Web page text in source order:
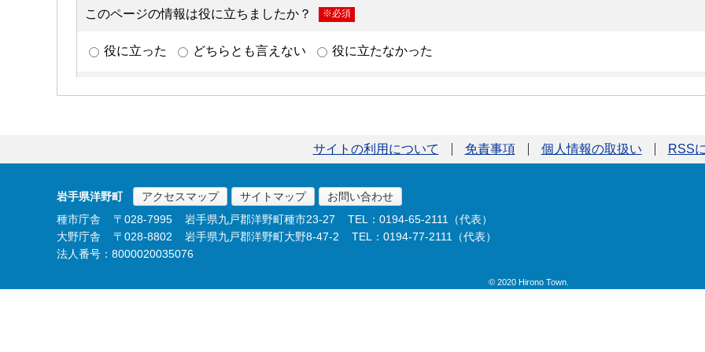
サイトの利用について 免責事項 個人情報の取扱い RSS
岩手県洋野町 アクセスマップ サイトマップ
お問い合わせ
種市庁舎
〒028-7995 岩手県九戸郡洋野町種市23-27
TEL：0194-65-2111（代表）
大野庁舎
〒028-8802 岩手県九戸郡洋野町大野8-47-2
TEL：0194-77-2111（代表）
法人番号：8000020035076
© 2020 Hirono Town.